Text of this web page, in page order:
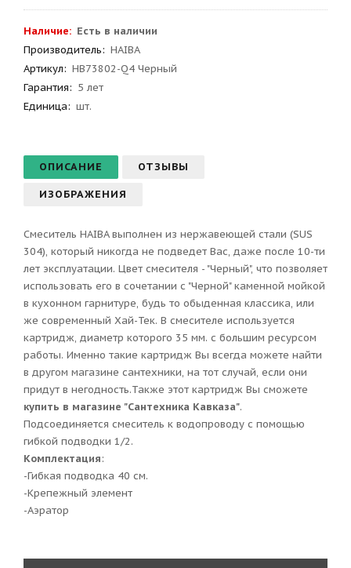
Наличие: Есть в наличии
Производитель: HAIBA
Артикул: HB73802-Q4 Черный
Гарантия: 5 лет
Единица: шт.
ОПИСАНИЕ ОТЗЫВЫ
ИЗОБРАЖЕНИЯ
Смеситель HAIBA выполнен из нержавеющей стали (SUS
304), который никогда не подведет Вас, даже после 10-ти
лет эксплуатации. Цвет смесителя - "Черный", что позволяет
использовать его в сочетании с "Черной" каменной мойкой
в кухонном гарнитуре, будь то обыденная классика, или
же современный Хай-Тек. В смесителе используется
картридж, диаметр которого 35 мм. с большим ресурсом
работы. Именно такие картридж Вы всегда можете найти
в другом магазине сантехники, на тот случай, если они
придут в негодность.Также этот картридж Вы сможете
купить в магазине "Сантехника Кавказа".
Подсоединяется смеситель к водопроводу с помощью
гибкой подводки 1/2.
Комплектация:
-Гибкая подводка 40 см.
-Крепежный элемент
-Аэратор